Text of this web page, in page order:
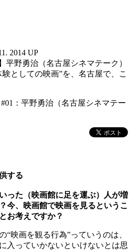
2014 UP
平野勇治（名古屋シネマテーク）
としての映画”を、名古屋で、こ
：平野勇治（名古屋シネマテー
する
った（映画館に足を運ぶ）人が増
今、映画館で映画を見るというこ
お考えですか？
“映画を観る行為”っていうのは、
入っていかないといけないとは思